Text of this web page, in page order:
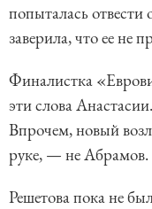
попыталась
заверила, что ее не
Финалистка
эти слова
Впрочем, новый
руке, — не Абрамов.
Решетова пока не